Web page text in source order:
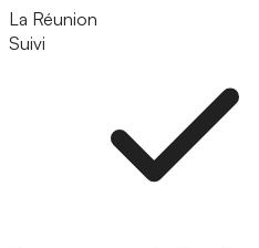
La Réunion
Suivi